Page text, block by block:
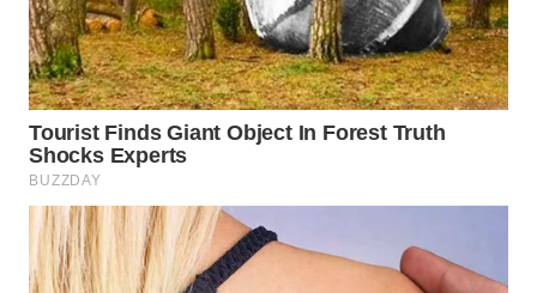
WN
BINJAI
WN
CIREBON
WN
INDRAMAYU